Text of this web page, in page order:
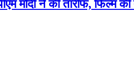
मोदी ने की तारीफ, फिल्म